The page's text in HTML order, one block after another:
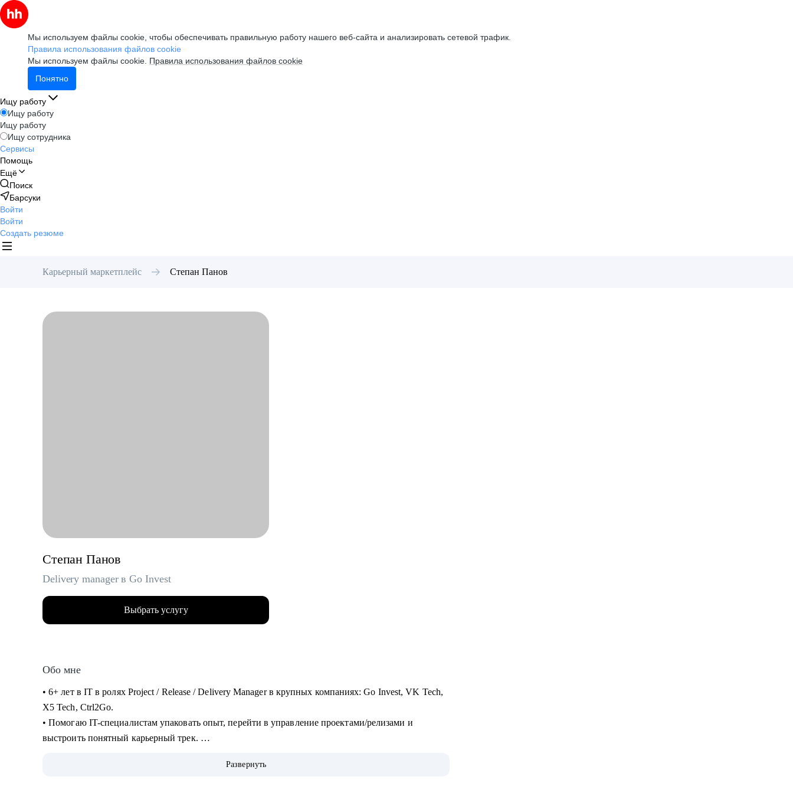
Мы используем файлы cookie, чтобы обеспечивать правильную работу нашего веб-сайта и анализировать сетевой трафик.
Правила использования файлов cookie
Мы используем файлы cookie. Правила использования файлов cookie
Понятно
Ищу работу
Ищу работу
Ищу работу
Ищу сотрудника
Сервисы
Помощь
Ещё
Поиск
Барсуки
Войти
Войти
Создать резюме
Карьерный маркетплейс Степан Панов
Степан Панов
Delivery manager в Go Invest
Выбрать услугу
Обо мне
• 6+ лет в IT в ролях Project / Release / Delivery Manager в крупных компаниях: Go Invest, VK Tech,
X5 Tech, Ctrl2Go.
• Помогаю IT-специалистам упаковать опыт, перейти в управление проектами/релизами и
выстроить понятный карьерный трек.
• 2024 — ITSM. Основы управления ИТ-услугами
Развернуть